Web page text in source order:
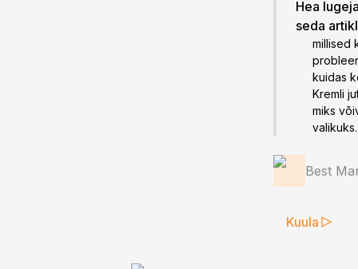
Hea
seda
millised
kuidas
Kremli
miks
valikuks.
Best
Kuula